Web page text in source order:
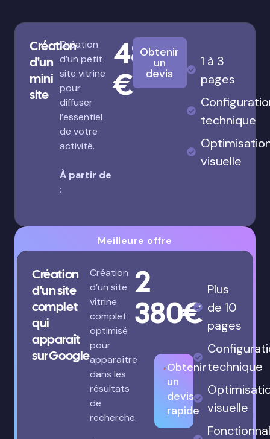
Création
d'un
mini
site
Création
d’un petit
site vitrine
pour
diffuser
l’essentiel
de votre
activité.
À partir de
:
480
€
Obtenir
un
devis
1 à 3
pages
technique
visuelle
Meilleure offre
Création
d'un site
complet
qui
apparaît
sur Google
Création
d’un site
vitrine
complet
optimisé
pour
apparaître
dans les
résultats
de
recherche.
2
380€
Obtenir
un
devis
rapide
Plus
de 10
pages
technique
visuelle